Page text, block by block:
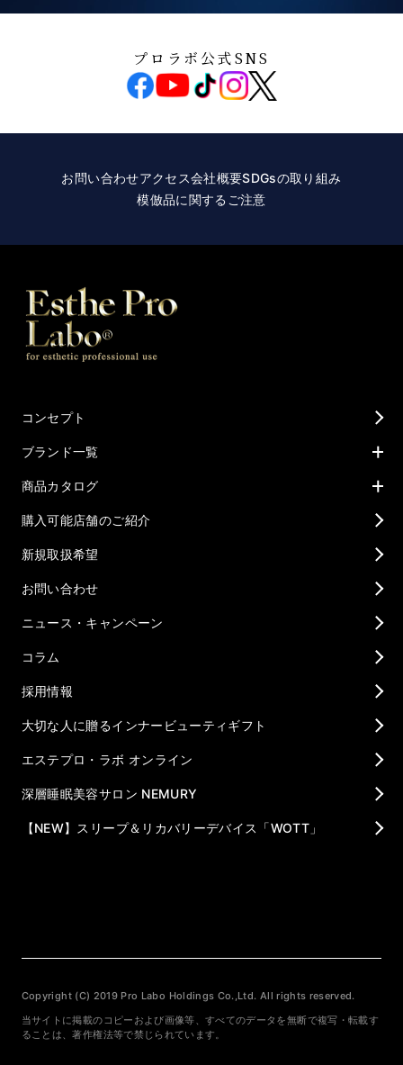
プロラボ公式SNS
お問い合わせアクセス会社概要SDGsの取り組み
模倣品に関するご注意
コンセプト
ブランド一覧
商品カタログ
購入可能店舗のご紹介
新規取扱希望
お問い合わせ
ニュース・キャンペーン
コラム
採用情報
大切な人に贈るインナービューティギフト
エステプロ・ラボ オンライン
深層睡眠美容サロン NEMURY
【NEW】スリープ＆リカバリーデバイス「WOTT」
Copyright (C) 2019 Pro Labo Holdings Co.,Ltd. All rights reserved.
当サイトに掲載のコピーおよび画像等、すべてのデータを無断で複写・転載す
ることは、著作権法等で禁じられています。